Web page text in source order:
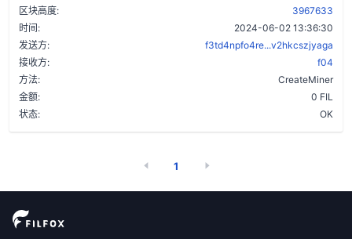
区块高度:
3967633
时间:
2024-06-02 13:36:30
发送方:
f3td4npfo4re...v2hkcszjyaga
接收方:
f04
方法:
CreateMiner
金额:
0 FIL
状态:
OK
1